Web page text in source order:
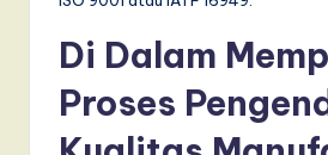
Di Dalam
Proses